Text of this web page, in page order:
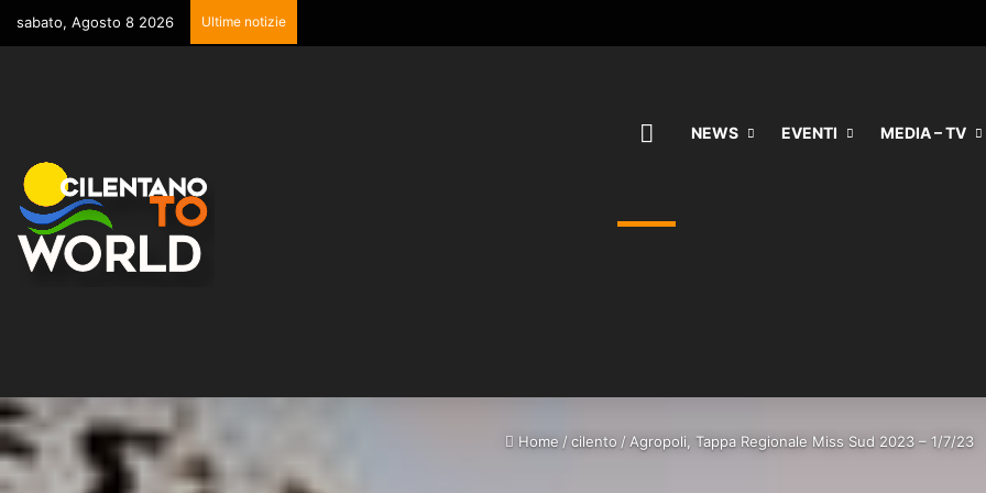
sabato, Agosto 8 2026 Ultime notizie
HOMENEWS EVENTI MEDIA – TV
Home /cilento / Agropoli, Tappa Regionale Miss Sud 2023 – 1/7/23